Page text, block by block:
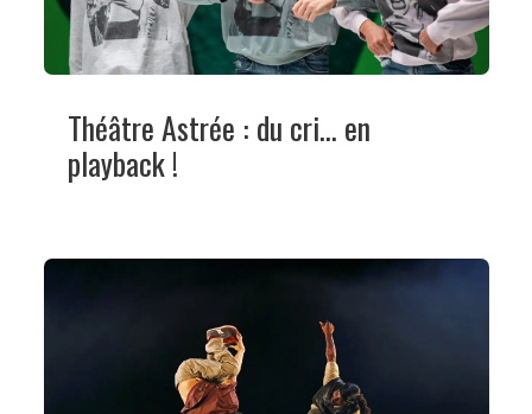
Théâtre Astrée : du cri… en
playback !